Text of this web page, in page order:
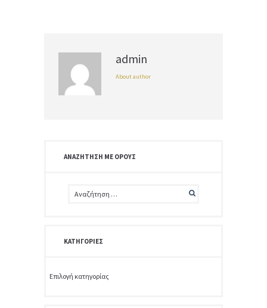
admin
About author
ΑΝΑΖΉΤΗΣΗ ΜΕ ΌΡΟΥΣ
ΚΑΤΗΓΟΡΊΕΣ
Κατηγορίες